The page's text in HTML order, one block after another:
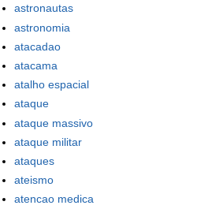
astronautas
astronomia
atacadao
atacama
atalho espacial
ataque
ataque massivo
ataque militar
ataques
ateismo
atencao medica